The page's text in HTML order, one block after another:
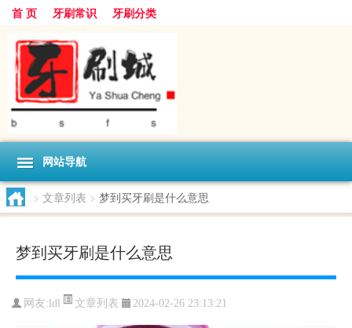
首 页 牙刷常识 牙刷分类
网站导航
> 文章列表 > 梦到买牙刷是什么意思
梦到买牙刷是什么意思
网友: ldl 文章列表 2024-02-26 23:13:21